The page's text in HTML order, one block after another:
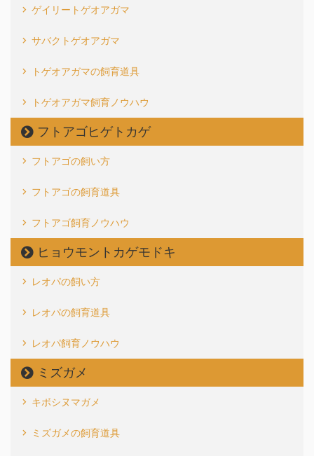
ゲイリートゲオアガマ
サバクトゲオアガマ
トゲオアガマの飼育道具
トゲオアガマ飼育ノウハウ
フトアゴヒゲトカゲ
フトアゴの飼い方
フトアゴの飼育道具
フトアゴ飼育ノウハウ
ヒョウモントカゲモドキ
レオパの飼い方
レオパの飼育道具
レオパ飼育ノウハウ
ミズガメ
キボシヌマガメ
ミズガメの飼育道具